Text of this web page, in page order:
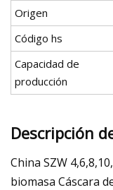
Origen
Código hs
Capacidad de
producción
Descripción
China SZW
biomasa Cáscara